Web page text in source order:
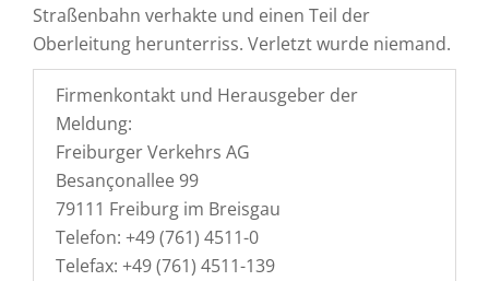
Straßenbahn verhakte und einen Teil der
Oberleitung herunterriss. Verletzt wurde niemand.
Firmenkontakt und Herausgeber der
Meldung:
Freiburger Verkehrs AG
Besançonallee 99
79111 Freiburg im Breisgau
Telefon: +49 (761) 4511-0
Telefax: +49 (761) 4511-139